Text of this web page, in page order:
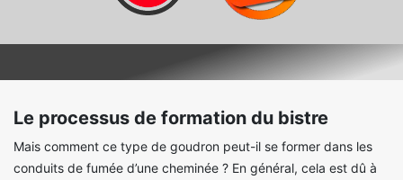
Le processus de formation du bistre
Mais comment ce type de goudron peut-il se former dans les
conduits de fumée d’une cheminée ? En général, cela est dû à